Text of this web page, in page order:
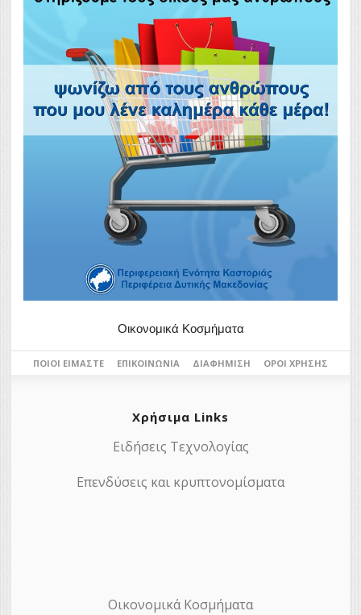
Οικονομικά Κοσμήματα
ΠΟΙΟΙ ΕΊΜΑΣΤΕ ΕΠΙΚΟΙΝΩΝΊΑ ΔΙΑΦΉΜΙΣΗ ΌΡΟΙ ΧΡΉΣΗΣ
Χρήσιμα Links
Ειδήσεις Τεχνολογίας
Επενδύσεις και κρυπτονομίσματα
Οικονομικά Κοσμήματα